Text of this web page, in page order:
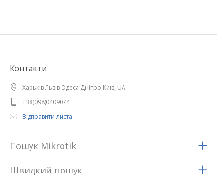
Контакти
Харьків Львів Одеса Дніпро Київ, UA
+38(098)0409074
Відправити листа
Пошук Mikrotik
Швидкий пошук